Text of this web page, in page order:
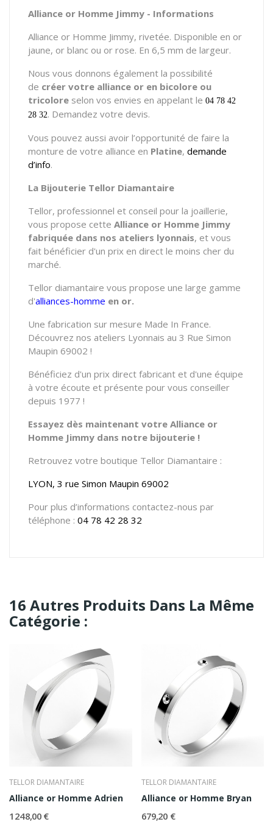
Alliance or Homme Jimmy - Informations
Alliance or Homme Jimmy, rivetée. Disponible en or
jaune, or blanc ou or rose. En 6,5 mm de largeur.
Nous vous donnons également la possibilité
de créer votre alliance or en bicolore ou
tricolore selon vos envies en appelant le 04 78 42
28 32. Demandez votre devis.
Vous pouvez aussi avoir l’opportunité de faire la
monture de votre alliance en Platine, demande
d’info.
La Bijouterie Tellor Diamantaire
Tellor, professionnel et conseil pour la joaillerie,
vous propose cette Alliance or Homme Jimmy
fabriquée dans nos ateliers lyonnais, et vous
fait bénéficier d'un prix en direct le moins cher du
marché.
Tellor diamantaire vous propose une large gamme
d'alliances-homme en or.
Une fabrication sur mesure Made In France.
Découvrez nos ateliers Lyonnais au 3 Rue Simon
Maupin 69002 !
Bénéficiez d'un prix direct fabricant et d'une équipe
à votre écoute et présente pour vous conseiller
depuis 1977 !
Essayez dès maintenant votre Alliance or
Homme Jimmy dans notre bijouterie !
Retrouvez votre boutique Tellor Diamantaire :
LYON, 3 rue Simon Maupin 69002
Pour plus d’informations contactez-nous par
téléphone : 04 78 42 28 32
16 Autres Produits Dans La Même
Catégorie :
TELLOR DIAMANTAIRE
Alliance or Homme Adrien
1 248,00 €
TELLOR DIAMANTAIRE
Alliance or Homme Bryan
679,20 €